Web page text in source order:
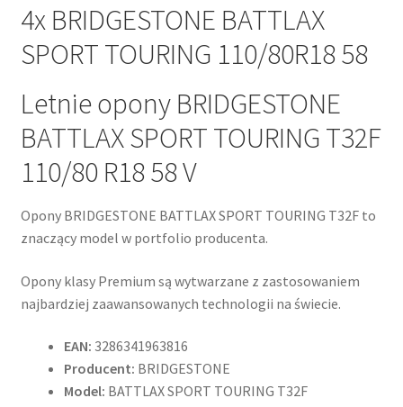
4x BRIDGESTONE BATTLAX
SPORT TOURING 110/80R18 58
Letnie opony BRIDGESTONE
BATTLAX SPORT TOURING T32F
110/80 R18 58 V
Opony BRIDGESTONE BATTLAX SPORT TOURING T32F to
znaczący model w portfolio producenta.
Opony klasy Premium są wytwarzane z zastosowaniem
najbardziej zaawansowanych technologii na świecie.
EAN: 3286341963816
Producent: BRIDGESTONE
Model: BATTLAX SPORT TOURING T32F